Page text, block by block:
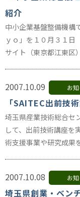
紹介
中小企業基盤整備機構
ｙｏ」を１０月３１日
サイト（東京都江東区
2007.10.09 お
「SAITEC出前技
埼玉県産業技術総合セ
して、出前技術講座を
術支援事業や研究成果
2007.10.08 お
埼玉県創業・ベン